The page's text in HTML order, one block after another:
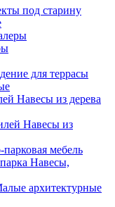
под старину
для террасы
Навесы из дерева
Навесы из
мебель
Навесы,
архитектурные